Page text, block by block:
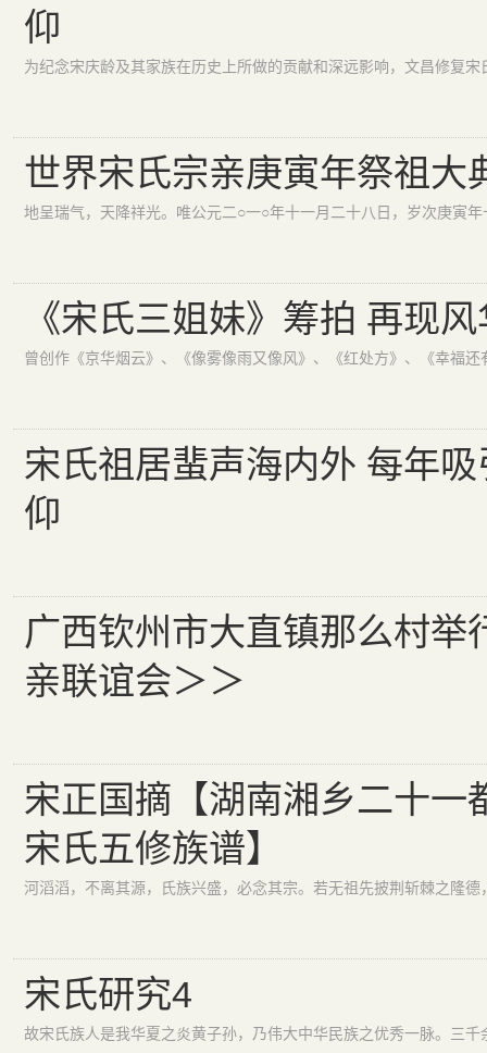
仰
世界宋氏宗亲庚寅年祭祖大
《宋氏三姐妹》筹拍 再现
宋氏祖居蜚声海内外 每年
仰
广西钦州市大直镇那么村举
亲联谊会＞＞
宋正国摘【湖南湘乡二十一
宋氏五修族谱】
宋氏研究4